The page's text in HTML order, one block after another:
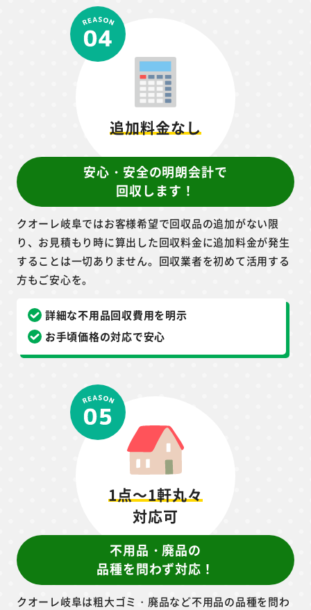
岐阜県内全域へ対応！
回収品の量・種類も問いません
追加料金なし
安心・安全の明朗会計で
回収します！
り、お見積もり時に算出した回収料金に追加料金が発生
することは一切ありません。回収業者を初めて活用する
詳細な不用品回収費用を明示
お手頃価格の対応で安心
1点～1軒丸々
対応可